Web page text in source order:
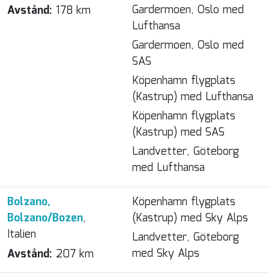
Avstånd: 178 km
Gardermoen, Oslo med
Lufthansa
Gardermoen, Oslo med
SAS
Köpenhamn flygplats
(Kastrup) med Lufthansa
Köpenhamn flygplats
(Kastrup) med SAS
Landvetter, Göteborg
med Lufthansa
Bolzano,
Bolzano/Bozen,
Italien
Avstånd: 207 km
Köpenhamn flygplats
(Kastrup) med Sky Alps
Landvetter, Göteborg
med Sky Alps